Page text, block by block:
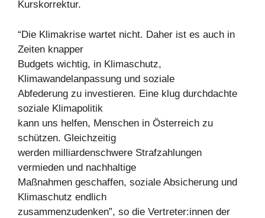
Kurskorrektur.
“Die Klimakrise wartet nicht. Daher ist es auch in
Zeiten knapper
Budgets wichtig, in Klimaschutz,
Klimawandelanpassung und soziale
Abfederung zu investieren. Eine klug durchdachte
soziale Klimapolitik
kann uns helfen, Menschen in Österreich zu
schützen. Gleichzeitig
werden milliardenschwere Strafzahlungen
vermieden und nachhaltige
Maßnahmen geschaffen, soziale Absicherung und
Klimaschutz endlich
zusammenzudenken”, so die Vertreter:innen der